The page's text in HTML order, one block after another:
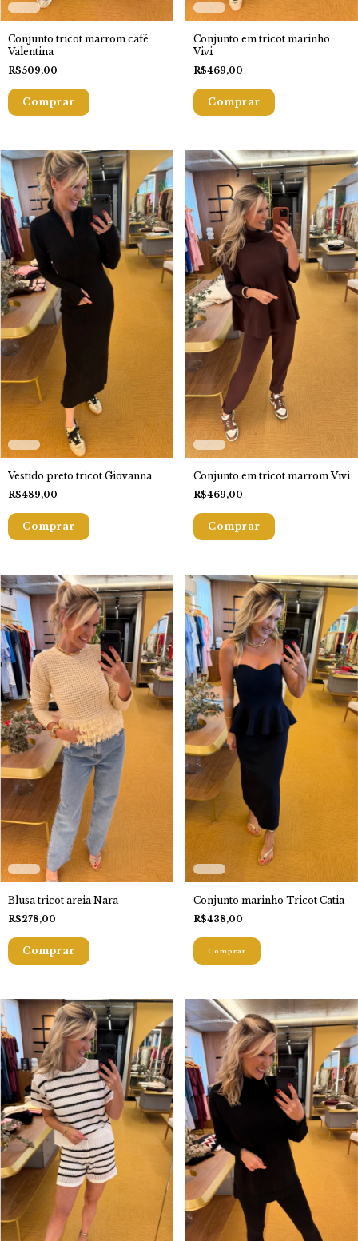
Conjunto tricot marrom café
Valentina
R$509,00
Conjunto em tricot marinho
Vivi
R$469,00
Vestido preto tricot Giovanna
R$489,00
Conjunto em tricot marrom Vivi
R$469,00
Blusa tricot areia Nara
R$278,00
Conjunto marinho Tricot Catia
R$438,00
Comprar